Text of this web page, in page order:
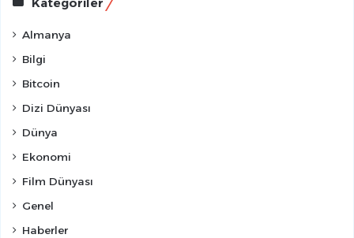
Kategoriler
Almanya
Bilgi
Bitcoin
Dizi Dünyası
Dünya
Ekonomi
Film Dünyası
Genel
Haberler